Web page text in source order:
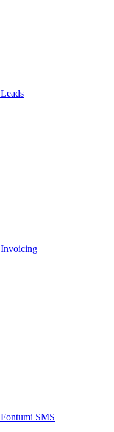
Leads
Invoicing
Fontumi SMS